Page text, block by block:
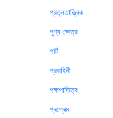
প্রত্নতাত্ত্বিক
পুণ্য ক্ষেত্র
পার্ট
প্রবাহিনী
পক্ষপাতিত্ব
প্ৰগ্ৰেম